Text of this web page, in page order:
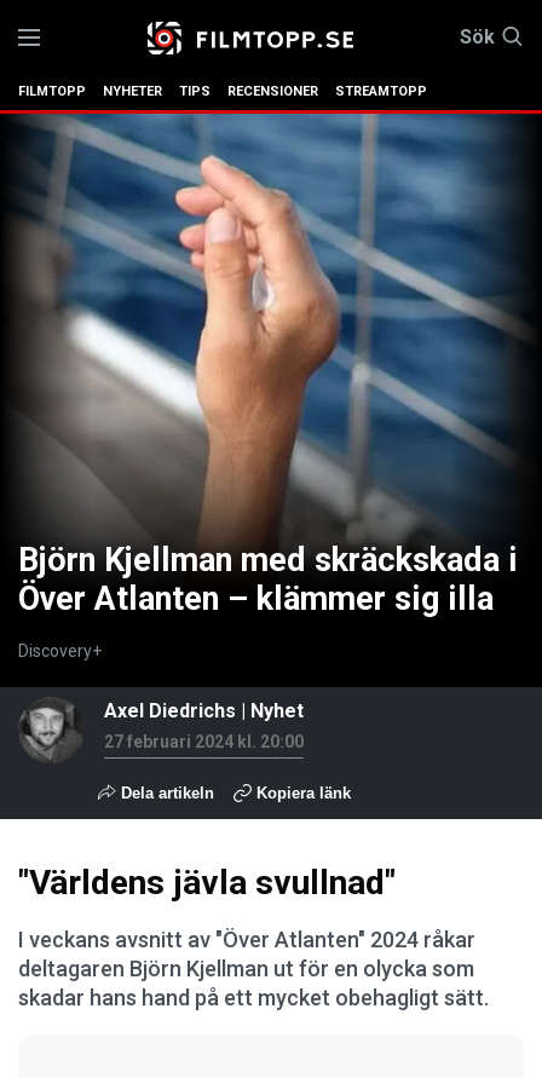
Sök
FILMTOPP NYHETER TIPS RECENSIONER STREAMTOPP
Björn Kjellman med skräckskada i
Över Atlanten – klämmer sig illa
Discovery+
Axel Diedrichs | Nyhet
27 februari 2024 kl. 20:00
Dela artikeln Kopiera länk
"Världens jävla svullnad"
I veckans avsnitt av "Över Atlanten" 2024 råkar
deltagaren Björn Kjellman ut för en olycka som
skadar hans hand på ett mycket obehagligt sätt.